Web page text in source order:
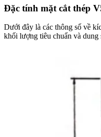
Đặc tính mặt cắt thép
Dưới đây là các thông số về
khối lượng tiêu chuẩn và